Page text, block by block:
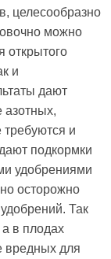
целесообразно
можно
открытого
и
дают
азотных,
и
подкормки
удобрениями
осторожно
Так
в плодах
вредных для